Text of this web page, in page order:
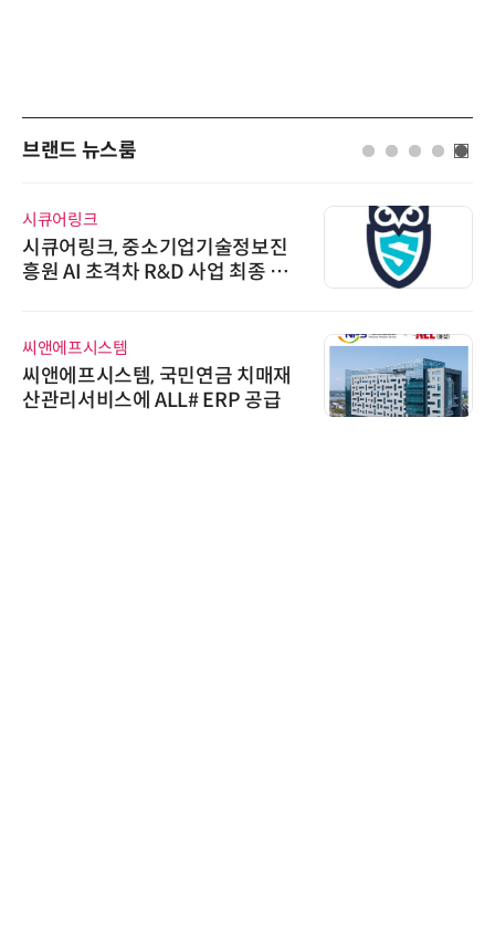
브랜드 뉴스룸
시큐어링크
시큐어링크, 중소기업기술정보진
흥원 AI 초격차 R&D 사업 최종 선
씨앤에프시스템
씨앤에프시스템, 국민연금 치매재
산관리서비스에 ALL# ERP 공급